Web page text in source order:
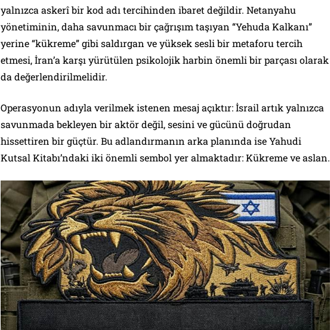
yalnızca askerî bir kod adı tercihinden ibaret değildir. Netanyahu
yönetiminin, daha savunmacı bir çağrışım taşıyan “Yehuda Kalkanı”
yerine “kükreme” gibi saldırgan ve yüksek sesli bir metaforu tercih
etmesi, İran’a karşı yürütülen psikolojik harbin önemli bir parçası olarak
da değerlendirilmelidir.
Operasyonun adıyla verilmek istenen mesaj açıktır: İsrail artık yalnızca
savunmada bekleyen bir aktör değil, sesini ve gücünü doğrudan
hissettiren bir güçtür. Bu adlandırmanın arka planında ise Yahudi
Kutsal Kitabı’ndaki iki önemli sembol yer almaktadır: Kükreme ve aslan.